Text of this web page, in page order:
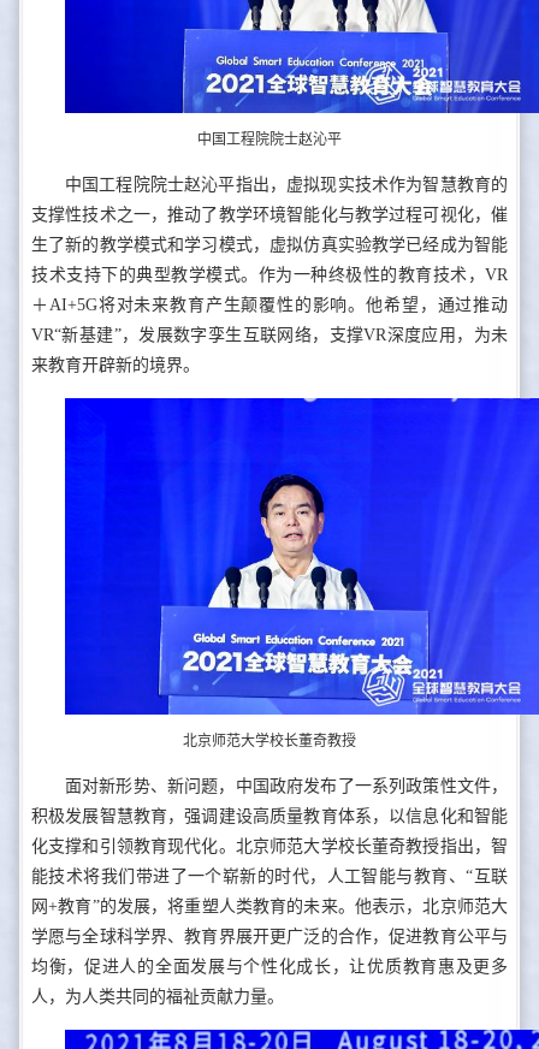
中国工程院院士赵沁平
中国工程院院士赵沁平指出，虚拟现实技术作为智慧教育的
支撑性技术之一，推动了教学环境智能化与教学过程可视化，催
生了新的教学模式和学习模式，虚拟仿真实验教学已经成为智能
技术支持下的典型教学模式。作为一种终极性的教育技术，VR
＋AI+5G将对未来教育产生颠覆性的影响。他希望，通过推动
VR“新基建”，发展数字孪生互联网络，支撑VR深度应用，为未
来教育开辟新的境界。
北京师范大学校长董奇教授
面对新形势、新问题，中国政府发布了一系列政策性文件，
积极发展智慧教育，强调建设高质量教育体系，以信息化和智能
化支撑和引领教育现代化。北京师范大学校长董奇教授指出，智
能技术将我们带进了一个崭新的时代，人工智能与教育、“互联
网+教育”的发展，将重塑人类教育的未来。他表示，北京师范大
学愿与全球科学界、教育界展开更广泛的合作，促进教育公平与
均衡，促进人的全面发展与个性化成长，让优质教育惠及更多
人，为人类共同的福祉贡献力量。